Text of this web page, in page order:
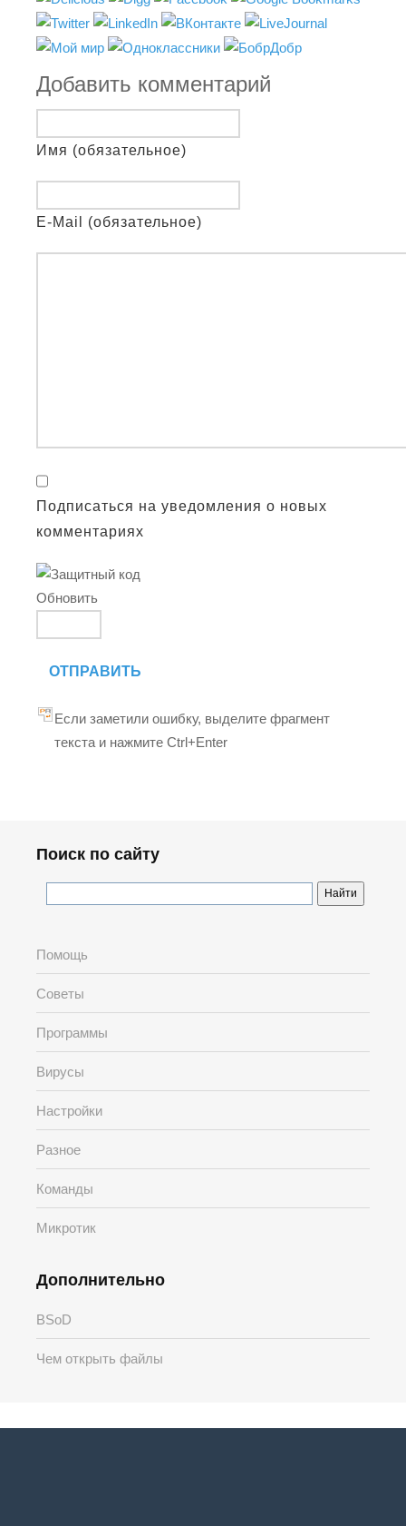
Добавить комментарий
Имя (обязательное)
E-Mail (обязательное)
Подписаться на уведомления о новых
комментариях
Обновить
ОТПРАВИТЬ
Если заметили ошибку, выделите фрагмент
текста и нажмите Ctrl+Enter
Поиск по сайту
Помощь
Советы
Программы
Вирусы
Настройки
Разное
Команды
Микротик
Дополнительно
BSoD
Чем открыть файлы